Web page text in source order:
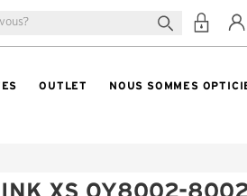
OUTLET NOUS SOMMES
XS OY8002-